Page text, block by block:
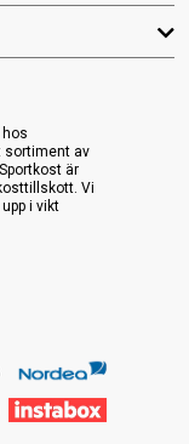
sortiment av
är
Vi
i vikt